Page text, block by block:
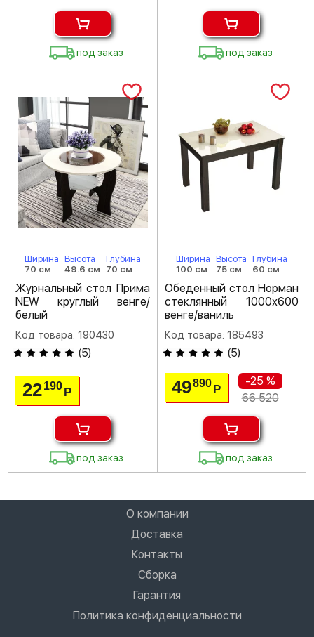
под заказ под заказ
Ширина
70 см
Высота
49.6 см
Глубина
70 см
Журнальный стол Прима
NEW круглый венге/
белый
Код товара: 190430
(5)
22190Р
под заказ
Ширина
100 см
Высота
75 см
Глубина
60 см
Обеденный стол Норман
стеклянный 1000х600
венге/ваниль
Код товара: 185493
(5)
49890 Р
-25 %
66 520
под заказ
О компании
Доставка
Контакты
Сборка
Гарантия
Политика конфиденциальности